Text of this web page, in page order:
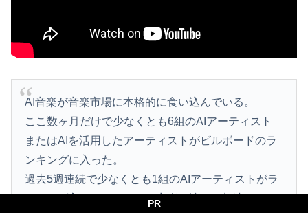
AI音楽が音楽市場に本格的に食い込んでいる。
ここ数ヶ月だけで少なくとも6組のAIアーティスト
またはAIを活用したアーティストがビルボードのラ
ンキングに入った。
過去5週連続で少なくとも1組のAIアーティストがラ
ンキング入りしており、AI音楽の流れは加速してい
PR